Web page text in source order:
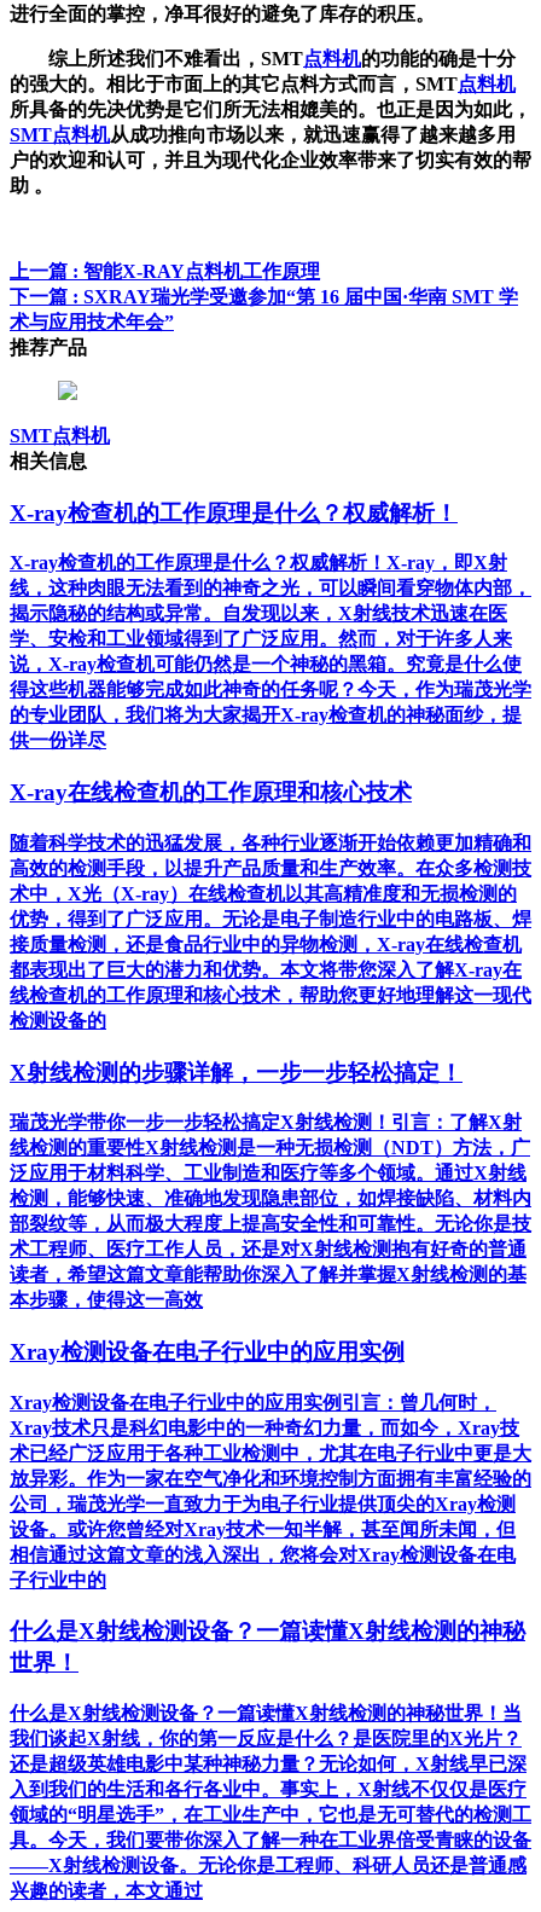
进行全面的掌控，净耳很好的避免了库存的积压。
综上所述我们不难看出，SMT点料机的功能的确是十分
的强大的。相比于市面上的其它点料方式而言，SMT点料机
所具备的先决优势是它们所无法相媲美的。也正是因为如此，
SMT点料机从成功推向市场以来，就迅速赢得了越来越多用
户的欢迎和认可，并且为现代化企业效率带来了切实有效的帮
助 。
上一篇 : 智能X-RAY点料机工作原理
下一篇 : SXRAY瑞光学受邀参加“第 16 届中国·华南 SMT 学
术与应用技术年会”
推荐产品
SMT点料机
相关信息
X-ray检查机的工作原理是什么？权威解析！
X-ray检查机的工作原理是什么？权威解析！X-ray，即X射
线，这种肉眼无法看到的神奇之光，可以瞬间看穿物体内部，
揭示隐秘的结构或异常。自发现以来，X射线技术迅速在医
学、安检和工业领域得到了广泛应用。然而，对于许多人来
说，X-ray检查机可能仍然是一个神秘的黑箱。究竟是什么使
得这些机器能够完成如此神奇的任务呢？今天，作为瑞茂光学
的专业团队，我们将为大家揭开X-ray检查机的神秘面纱，提
供一份详尽
X-ray在线检查机的工作原理和核心技术
随着科学技术的迅猛发展，各种行业逐渐开始依赖更加精确和
高效的检测手段，以提升产品质量和生产效率。在众多检测技
术中，X光（X-ray）在线检查机以其高精准度和无损检测的
优势，得到了广泛应用。无论是电子制造行业中的电路板、焊
接质量检测，还是食品行业中的异物检测，X-ray在线检查机
都表现出了巨大的潜力和优势。本文将带您深入了解X-ray在
线检查机的工作原理和核心技术，帮助您更好地理解这一现代
检测设备的
X射线检测的步骤详解，一步一步轻松搞定！
瑞茂光学带你一步一步轻松搞定X射线检测！引言：了解X射
线检测的重要性X射线检测是一种无损检测（NDT）方法，广
泛应用于材料科学、工业制造和医疗等多个领域。通过X射线
检测，能够快速、准确地发现隐患部位，如焊接缺陷、材料内
部裂纹等，从而极大程度上提高安全性和可靠性。无论你是技
术工程师、医疗工作人员，还是对X射线检测抱有好奇的普通
读者，希望这篇文章能帮助你深入了解并掌握X射线检测的基
本步骤，使得这一高效
Xray检测设备在电子行业中的应用实例
Xray检测设备在电子行业中的应用实例引言：曾几何时，
Xray技术只是科幻电影中的一种奇幻力量，而如今，Xray技
术已经广泛应用于各种工业检测中，尤其在电子行业中更是大
放异彩。作为一家在空气净化和环境控制方面拥有丰富经验的
公司，瑞茂光学一直致力于为电子行业提供顶尖的Xray检测
设备。或许您曾经对Xray技术一知半解，甚至闻所未闻，但
相信通过这篇文章的浅入深出，您将会对Xray检测设备在电
子行业中的
什么是X射线检测设备？一篇读懂X射线检测的神秘
世界！
什么是X射线检测设备？一篇读懂X射线检测的神秘世界！当
我们谈起X射线，你的第一反应是什么？是医院里的X光片？
还是超级英雄电影中某种神秘力量？无论如何，X射线早已深
入到我们的生活和各行各业中。事实上，X射线不仅仅是医疗
领域的“明星选手”，在工业生产中，它也是无可替代的检测工
具。今天，我们要带你深入了解一种在工业界倍受青睐的设备
——X射线检测设备。无论你是工程师、科研人员还是普通感
兴趣的读者，本文通过